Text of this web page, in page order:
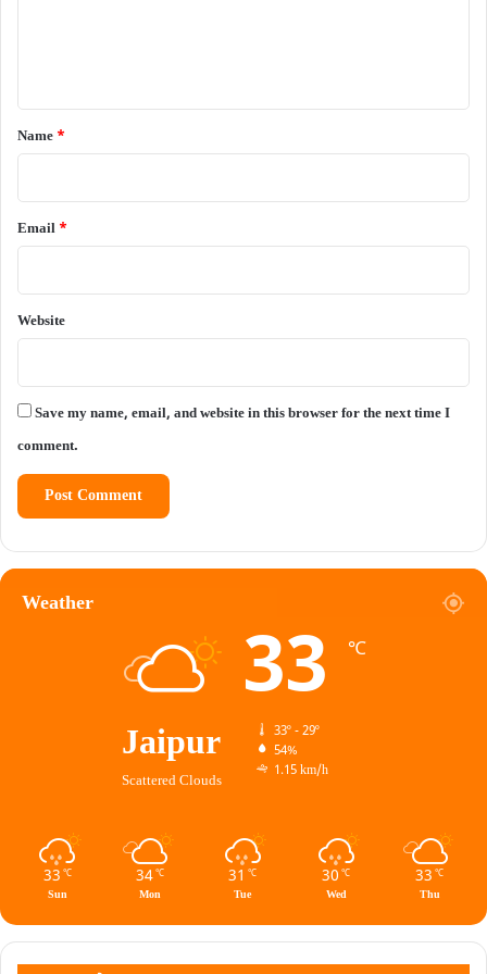
*
Name *
Email *
Website
Save my name, email, and website in this browser for the next time I
comment.
Weather
Jaipur
Scattered Clouds
33 ℃
33º - 29º
54%
1.15 km/h
33 ℃
Sun
34 ℃
Mon
31 ℃
Tue
30 ℃
Wed
33 ℃
Thu